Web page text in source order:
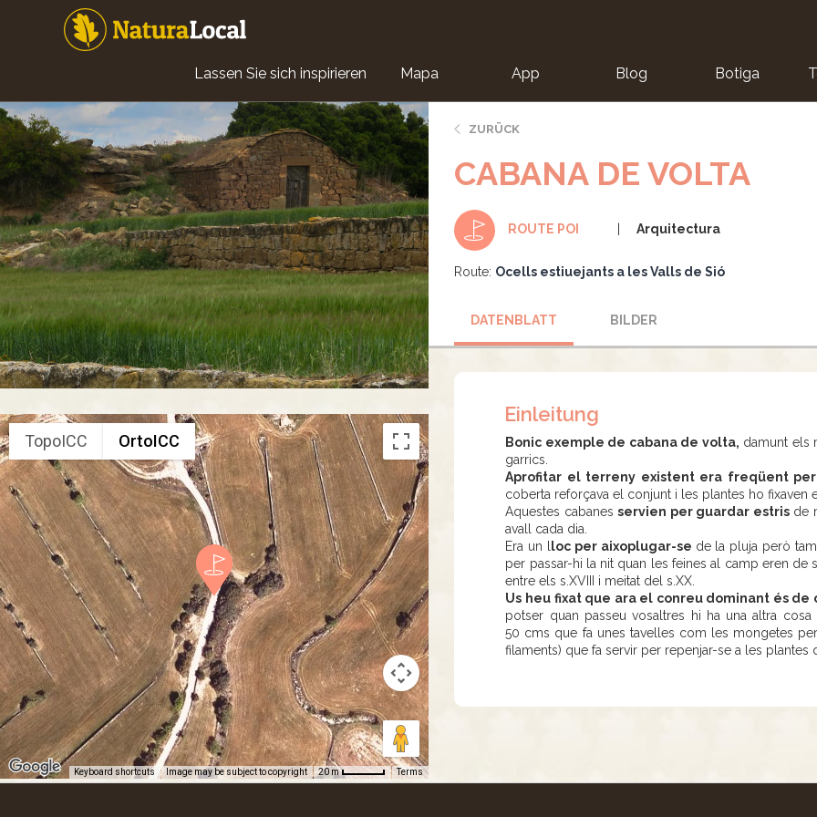
Main
navigation
Lassen Sie sich inspirieren Mapa App Blog Botiga
TopoICC OrtoICC
Keyboard shortcuts Image may be subject to copyright 20 m Terms
ZURÜCK
CABANA DE VOLTA
ROUTE POI Arquitectura
Route: Ocells estiuejants a les Valls de Sió
DATENBLATT BILDER
Einleitung
Bonic exemple de cabana de volta, damunt els
garrics.
Aprofitar el terreny existent era freqüent
coberta reforçava el conjunt i les plantes ho fixaven
Aquestes cabanesservien per guardar estrisde
avall cada dia.
Era un l
loc per aixoplugar-se de la pluja però
per passar-hi la nit quan les feines al camp eren de
entre els s.XVIII i meitat del s.XX.
Us heu fixat que ara el conreu dominant és de
potser quan passeu vosaltres hi ha una altra
50 cms que fa unes tavelles com les mongetes
filaments) que fa servir per repenjar-se a les plantes